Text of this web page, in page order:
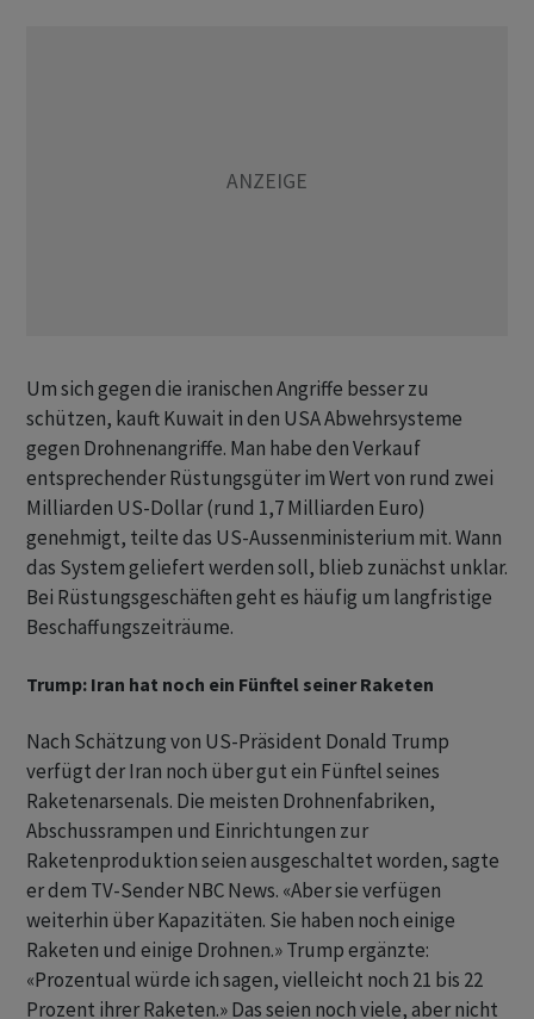
Um sich gegen die iranischen Angriffe besser zu
schützen, kauft Kuwait in den USA Abwehrsysteme
gegen Drohnenangriffe. Man habe den Verkauf
entsprechender Rüstungsgüter im Wert von rund zwei
Milliarden US-Dollar (rund 1,7 Milliarden Euro)
genehmigt, teilte das US-Aussenministerium mit. Wann
das System geliefert werden soll, blieb zunächst unklar.
Bei Rüstungsgeschäften geht es häufig um langfristige
Beschaffungszeiträume.
Trump: Iran hat noch ein Fünftel seiner Raketen
Nach Schätzung von US-Präsident Donald Trump
verfügt der Iran noch über gut ein Fünftel seines
Raketenarsenals. Die meisten Drohnenfabriken,
Abschussrampen und Einrichtungen zur
Raketenproduktion seien ausgeschaltet worden, sagte
er dem TV-Sender NBC News. «Aber sie verfügen
weiterhin über Kapazitäten. Sie haben noch einige
Raketen und einige Drohnen.» Trump ergänzte:
«Prozentual würde ich sagen, vielleicht noch 21 bis 22
Prozent ihrer Raketen.» Das seien noch viele, aber nicht